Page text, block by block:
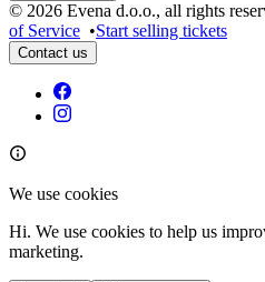
© 2026 Evena d.o.o., all rights
of Service •Start selling tickets
Contact us
We use cookies
Hi. We use cookies to help us
marketing.